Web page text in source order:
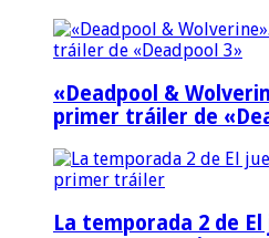
«Deadpool &
primer tráiler de
La temporada 2 de